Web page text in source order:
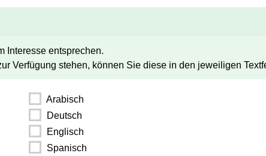
Interesse entsprechen.
Verfügung stehen, können Sie diese in den jeweiligen
Arabisch
Deutsch
Englisch
Spanisch